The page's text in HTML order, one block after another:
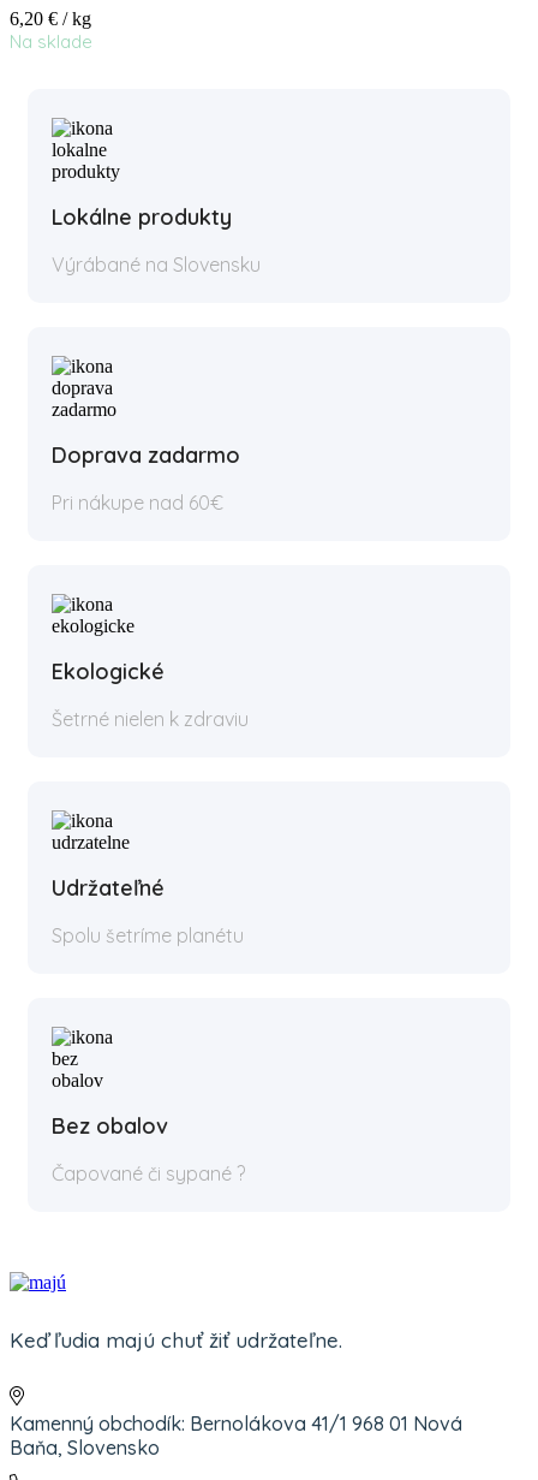
6,20 € / kg
Na sklade
Lokálne produkty
Výrábané na Slovensku
Doprava zadarmo
Pri nákupe nad 60€
Ekologické
Šetrné nielen k zdraviu
Udržateľné
Spolu šetríme planétu
Bez obalov
Čapované či sypané ?
Keď ľudia majú chuť žiť udržateľne.
Kamenný obchodík: Bernolákova 41/1 968 01 Nová
Baňa, Slovensko